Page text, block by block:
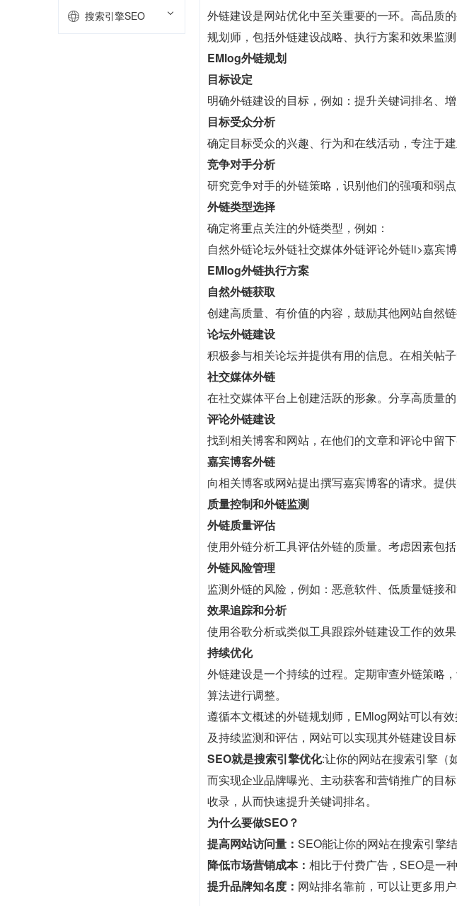
搜索引擎SEO
外链建设是网站优化中至关重要的一环。高品质
规划师，包括外链建设战略、执行方案和效果监测
EMlog外链规划
目标设定
明确外链建设的目标，例如：提升关键词排名、增
目标受众分析
确定目标受众的兴趣、行为和在线活动，专注于
竞争对手分析
研究竞争对手的外链策略，识别他们的强项和弱
外链类型选择
确定将重点关注的外链类型，例如：
自然外链论坛外链社交媒体外链评论外链li>嘉宾
EMlog外链执行方案
自然外链获取
创建高质量、有价值的内容，鼓励其他网站自然
论坛外链建设
积极参与相关论坛并提供有用的信息。在相关帖
社交媒体外链
在社交媒体平台上创建活跃的形象。分享高质量
评论外链建设
找到相关博客和网站，在他们的文章和评论中留
嘉宾博客外链
向相关博客或网站提出撰写嘉宾博客的请求。提
质量控制和外链监测
外链质量评估
使用外链分析工具评估外链的质量。考虑因素包
外链风险管理
监测外链的风险，例如：恶意软件、低质量链接
效果追踪和分析
使用谷歌分析或类似工具跟踪外链建设工作的效
持续优化
外链建设是一个持续的过程。定期审查外链策略
算法进行调整。
遵循本文概述的外链规划师，EMlog网站可以有
及持续监测和评估，网站可以实现其外链建设目
SEO就是搜索引擎优化:让你的网站在搜索引擎（
而实现企业品牌曝光、主动获客和营销推广的目
收录，从而快速提升关键词排名。
为什么要做SEO？
提高网站访问量： SEO能让你的网站在搜索引擎
降低市场营销成本： 相比于付费广告，SEO是一
提升品牌知名度： 网站排名靠前，可以让更多用